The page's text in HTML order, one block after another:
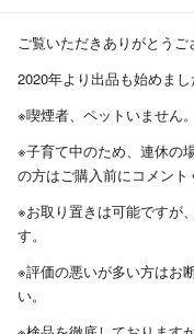
ご覧いただきありがとうご
2020年より出品も始めまし
※喫煙者、ペットいません。
※子育て中のため、連休の
の方はご購入前にコメント
※お取り置きは可能ですが
す。
※評価の悪いが多い方はお
い。